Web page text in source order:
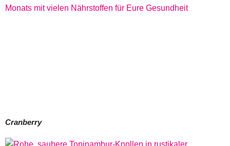
Cranberry